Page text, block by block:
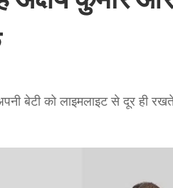
बेटी को लाइमलाइट से दूर ही